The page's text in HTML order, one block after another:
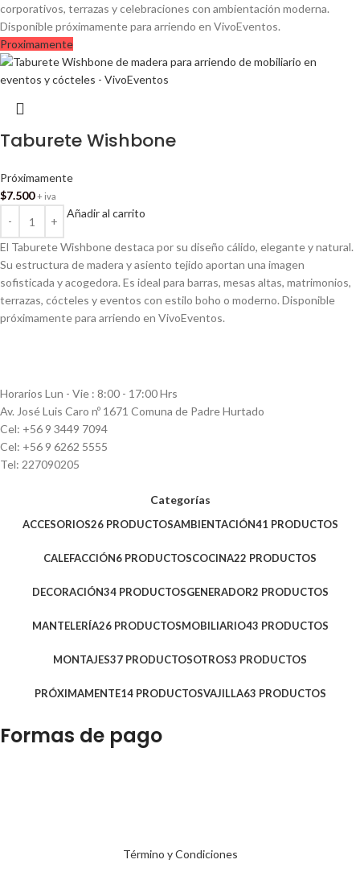
corporativos, terrazas y celebraciones con ambientación moderna.
Disponible próximamente para arriendo en VivoEventos.
Proximamente
Taburete Wishbone
Próximamente
$7.500 + iva
Añadir al carrito
El Taburete Wishbone destaca por su diseño cálido, elegante y natural.
Su estructura de madera y asiento tejido aportan una imagen
sofisticada y acogedora. Es ideal para barras, mesas altas, matrimonios,
terrazas, cócteles y eventos con estilo boho o moderno. Disponible
próximamente para arriendo en VivoEventos.
Horarios Lun - Vie : 8:00 - 17:00 Hrs
Av. José Luis Caro nº 1671 Comuna de Padre Hurtado
Cel: +56 9 3449 7094
Cel: +56 9 6262 5555
Tel: 227090205
Categorías
ACCESORIOS26 PRODUCTOSAMBIENTACIÓN41 PRODUCTOS
CALEFACCIÓN6 PRODUCTOSCOCINA22 PRODUCTOS
DECORACIÓN34 PRODUCTOSGENERADOR2 PRODUCTOS
MANTELERÍA26 PRODUCTOSMOBILIARIO43 PRODUCTOS
MONTAJES37 PRODUCTOSOTROS3 PRODUCTOS
PRÓXIMAMENTE14 PRODUCTOSVAJILLA63 PRODUCTOS
Formas de pago
Término y Condiciones